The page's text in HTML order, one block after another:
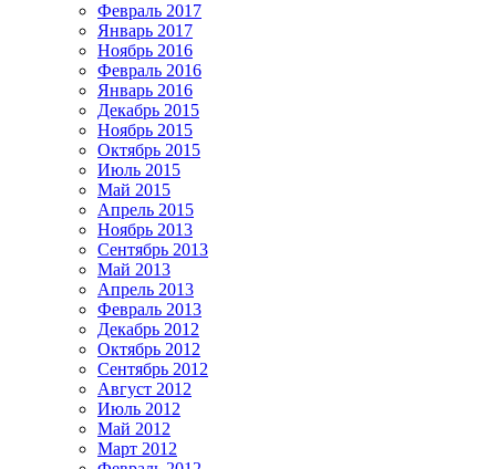
Февраль 2017
Январь 2017
Ноябрь 2016
Февраль 2016
Январь 2016
Декабрь 2015
Ноябрь 2015
Октябрь 2015
Июль 2015
Май 2015
Апрель 2015
Ноябрь 2013
Сентябрь 2013
Май 2013
Апрель 2013
Февраль 2013
Декабрь 2012
Октябрь 2012
Сентябрь 2012
Август 2012
Июль 2012
Май 2012
Март 2012